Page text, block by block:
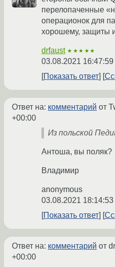
перелопаченные
операционок для
хорошему, защиты
drfaust ★★★★★
03.08.2021
Показать ответ
Ответ на: комментарий от
+00:00
Из польской
Антоша, вы поляк?
Владимир
anonymous
03.08.2021
Показать ответ
Ответ на: комментарий от
+00:00